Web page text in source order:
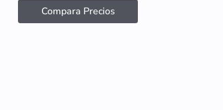
Compara Precios